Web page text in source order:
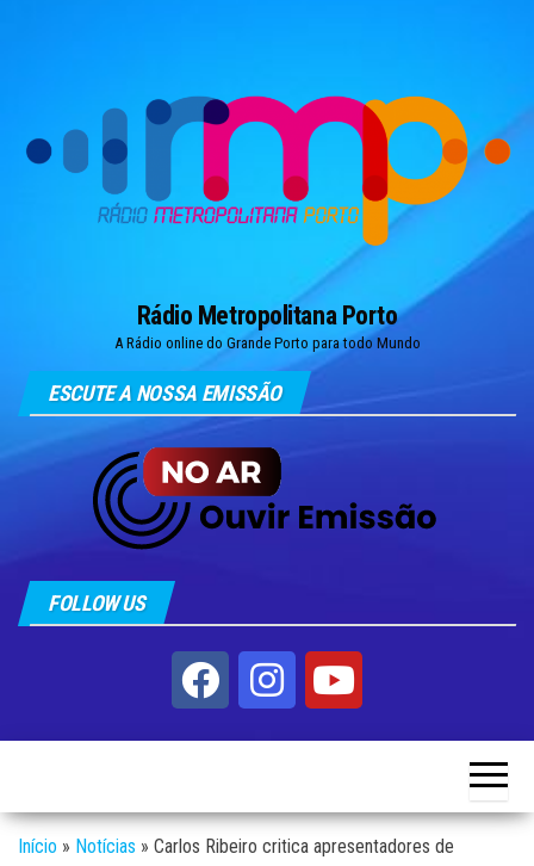
Rádio Metropolitana Porto
A Rádio online do Grande Porto para todo Mundo
ESCUTE A NOSSA EMISSÃO
FOLLOW US
Início » Notícias » Carlos Ribeiro critica apresentadores de